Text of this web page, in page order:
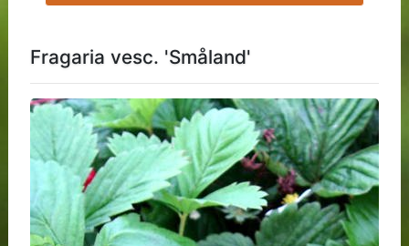
Fragaria vesc. 'Småland'